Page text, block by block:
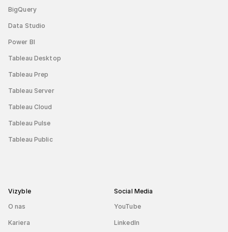
BigQuery
Data Studio
Power BI
Tableau Desktop
Tableau Prep
Tableau Server
Tableau Cloud
Tableau Pulse
Tableau Public
Vizyble
O nas
Kariera
Social Media
YouTube
LinkedIn